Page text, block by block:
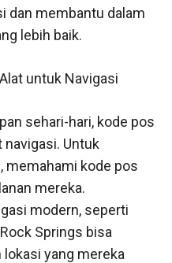
dan membantu dalam
lebih baik.
untuk Navigasi
sehari-hari, kode pos
navigasi. Untuk
memahami kode pos
mereka.
modern, seperti
Springs bisa
yang mereka